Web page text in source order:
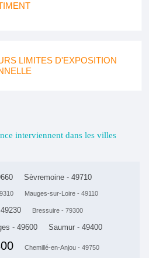
LIMITES D'EXPOSITION
interviennent dans les villes
Sèvremoine - 49710
Mauges-sur-Loire - 49110
Bressuire - 79300
- 49600 Saumur - 49400
Chemillé-en-Anjou - 49750